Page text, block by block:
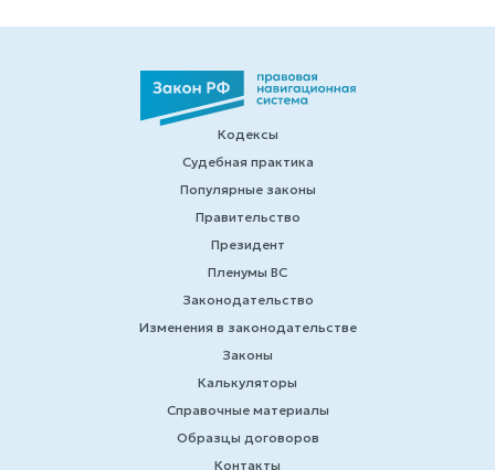
Кодексы
Судебная практика
Популярные законы
Правительство
Президент
Пленумы ВС
Законодательство
Изменения в законодательстве
Законы
Калькуляторы
Справочные материалы
Образцы договоров
Контакты